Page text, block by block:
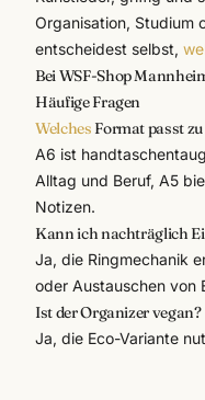
Organisation, Studium
entscheidest selbst,
Bei WSF-Shop
Häufige Fragen
Welches Format passt
A6 ist
Alltag und Beruf, A5
Notizen.
Kann ich nachträglich
Ja, die Ringmechanik
oder Austauschen von
Ist der Organizer vegan?
Ja, die Eco-Variante